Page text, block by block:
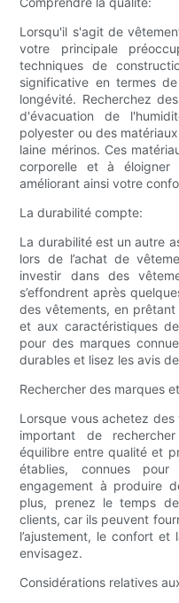
Lorsqu'il s'agit de
votre principale
techniques de
significative en termes
longévité. Recherchez
d'évacuation de
polyester ou des
laine mérinos. Ces
corporelle et à
améliorant ainsi votre
La durabilité compte:
La durabilité est un autre
lors de l’achat de
investir dans des
s’effondrent après
des vêtements, en
et aux caractéristiques
pour des marques
durables et lisez les avis
Rechercher des marques
Lorsque vous achetez
important de
équilibre entre qualité et
établies, connues
engagement à produire
plus, prenez le temps
clients, car ils peuvent
l’ajustement, le confort
envisagez.
Considérations relatives